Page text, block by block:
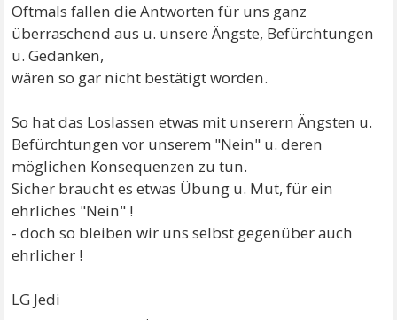
Oftmals fallen die Antworten für uns ganz
überraschend aus u. unsere Ängste, Befürchtungen
u. Gedanken,
wären so gar nicht bestätigt worden.
So hat das Loslassen etwas mit unserern Ängsten u.
Befürchtungen vor unserem "Nein" u. deren
möglichen Konsequenzen zu tun.
Sicher braucht es etwas Übung u. Mut, für ein
ehrliches "Nein" !
- doch so bleiben wir uns selbst gegenüber auch
ehrlicher !
LG Jedi